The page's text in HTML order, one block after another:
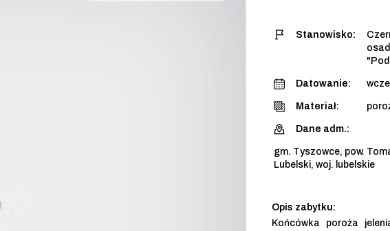
Stanowisko:
Datowanie:
Materiał:
Dane adm.:
gm. Tyszowce, pow.
Lubelski, woj. lubelskie
Końcówka poroża